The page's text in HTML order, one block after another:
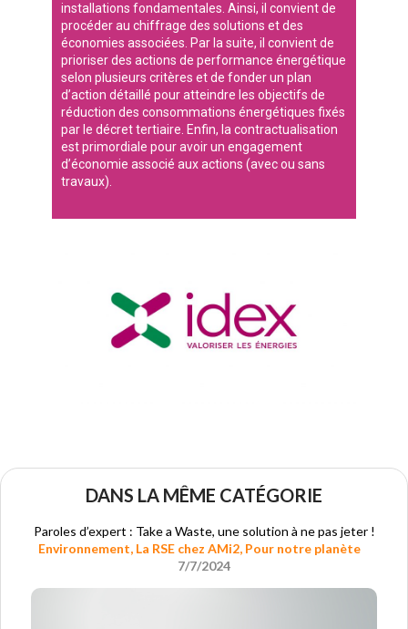
installations fondamentales. Ainsi, il convient de
procéder au chiffrage des solutions et des
économies associées. Par la suite, il convient de
prioriser des actions de performance énergétique
selon plusieurs critères et de fonder un plan
d’action détaillé pour atteindre les objectifs de
réduction des consommations énergétiques fixés
par le décret tertiaire. Enfin, la contractualisation
est primordiale pour avoir un engagement
d’économie associé aux actions (avec ou sans
travaux).
DANS LA MÊME CATÉGORIE
Paroles d’expert : Take a Waste, une solution à ne pas jeter !
Environnement, La RSE chez AMi2, Pour notre planète
7/7/2024